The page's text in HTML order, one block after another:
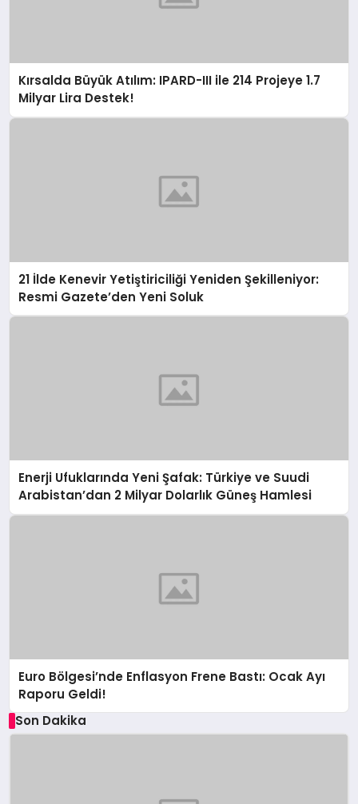
Kırsalda Büyük Atılım: IPARD-III ile 214 Projeye 1.7
Milyar Lira Destek!
21 İlde Kenevir Yetiştiriciliği Yeniden Şekilleniyor:
Resmi Gazete’den Yeni Soluk
Enerji Ufuklarında Yeni Şafak: Türkiye ve Suudi
Arabistan’dan 2 Milyar Dolarlık Güneş Hamlesi
Euro Bölgesi’nde Enflasyon Frene Bastı: Ocak Ayı
Raporu Geldi!
Son Dakika